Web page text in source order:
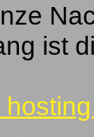
ist